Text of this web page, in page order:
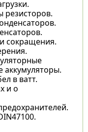
резисторов.
сокращения.
аккумуляторы.
в ватт.
и о